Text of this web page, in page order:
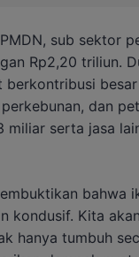
sub sektor
Rp2,20 triliun.
berkontribusi
dan
miliar serta jasa
bahwa
kondusif. Kita
hanya tumbuh